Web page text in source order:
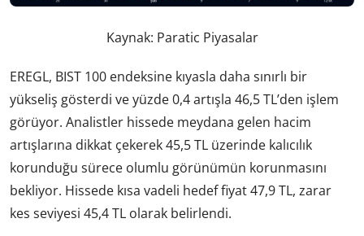
Kaynak: Paratic Piyasalar
EREGL, BIST 100 endeksine kıyasla daha sınırlı bir
yükseliş gösterdi ve yüzde 0,4 artışla 46,5 TL’den işlem
görüyor. Analistler hissede meydana gelen hacim
artışlarına dikkat çekerek 45,5 TL üzerinde kalıcılık
korunduğu sürece olumlu görünümün korunmasını
bekliyor. Hissede kısa vadeli hedef fiyat 47,9 TL, zarar
kes seviyesi 45,4 TL olarak belirlendi.